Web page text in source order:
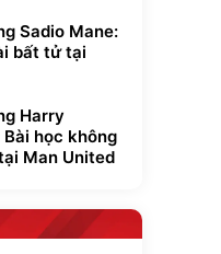
Sadio Mane:
bất tử tại
Harry
học không
Man United